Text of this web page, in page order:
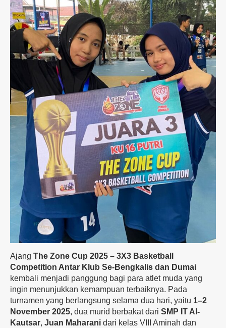
Ajang The Zone Cup 2025 – 3X3 Basketball
Competition Antar Klub Se-Bengkalis dan Dumai
kembali menjadi panggung bagi para atlet muda yang
ingin menunjukkan kemampuan terbaiknya. Pada
turnamen yang berlangsung selama dua hari, yaitu 1–2
November 2025, dua murid berbakat dari SMP IT Al-
Kautsar, Juan Maharani dari kelas VIII Aminah dan